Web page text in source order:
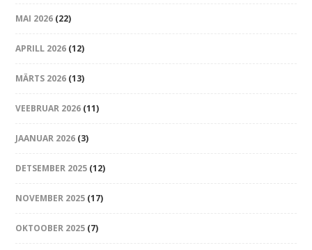
MAI 2026 (22)
APRILL 2026 (12)
MÄRTS 2026 (13)
VEEBRUAR 2026 (11)
JAANUAR 2026 (3)
DETSEMBER 2025 (12)
NOVEMBER 2025 (17)
OKTOOBER 2025 (7)